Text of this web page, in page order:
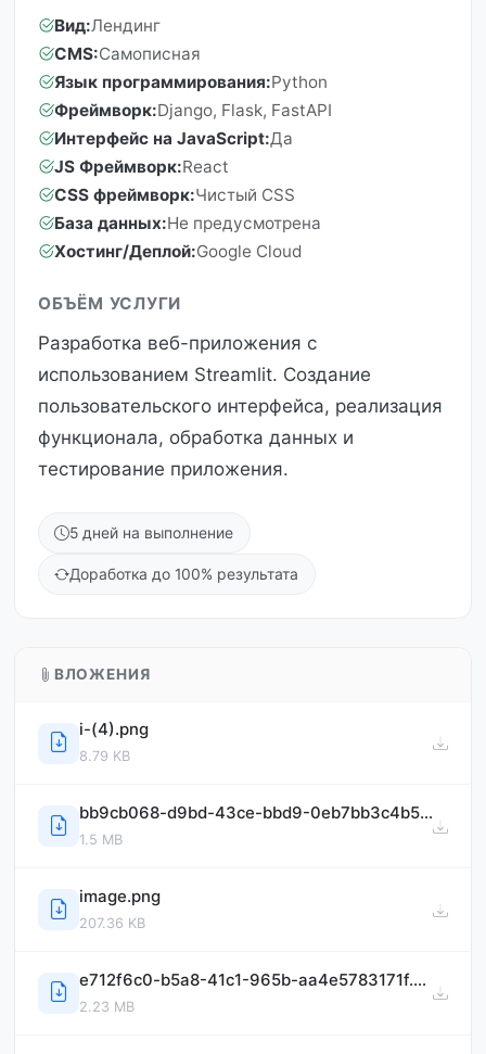
Вид:Лендинг
CMS:Самописная
Язык программирования:Python
Фреймворк:Django, Flask, FastAPI
Интерфейс на JavaScript:Да
JS Фреймворк:React
CSS фреймворк:Чистый CSS
База данных:Не предусмотрена
Хостинг/Деплой:Google Cloud
ОБЪЁМ УСЛУГИ
Разработка веб-приложения с
использованием Streamlit. Создание
пользовательского интерфейса, реализация
функционала, обработка данных и
тестирование приложения.
5 дней на выполнение
Доработка до 100% результата
ВЛОЖЕНИЯ
i-(4).png
8.79 KB
bb9cb068-d9bd-43ce-bbd9-0eb7bb3c4b56.png
1.5 MB
image.png
207.36 KB
e712f6c0-b5a8-41c1-965b-aa4e5783171f.png
2.23 MB